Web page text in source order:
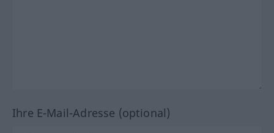
Ihre E-Mail-Adresse (optional)